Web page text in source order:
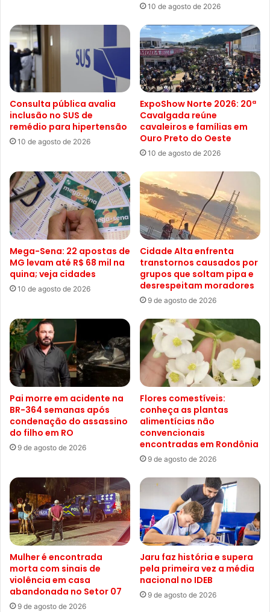
10 de agosto de 2026
Consulta pública avalia
inclusão no SUS de
remédio para hipertensão
10 de agosto de 2026
ExpoShow Norte 2026: 20ª
Cavalgada reúne
cavaleiros e famílias em
Ouro Preto do Oeste
10 de agosto de 2026
Mega-Sena: 22 apostas de
MG levam até R$ 68 mil na
quina; veja cidades
10 de agosto de 2026
Cidade Alta enfrenta
transtornos causados por
grupos que soltam pipa e
desrespeitam moradores
9 de agosto de 2026
Pai morre em acidente na
BR-364 semanas após
condenação do assassino
do filho em RO
9 de agosto de 2026
Flores comestíveis:
conheça as plantas
alimentícias não
convencionais
encontradas em Rondônia
9 de agosto de 2026
Mulher é encontrada
morta com sinais de
violência em casa
abandonada no Setor 07
9 de agosto de 2026
Jaru faz história e supera
pela primeira vez a média
nacional no IDEB
9 de agosto de 2026